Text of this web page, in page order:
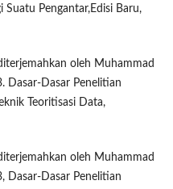
Pengantar,Edisi Baru,
oleh Muhammad
Dasar-Dasar Penelitian
Teoritisasi Data,
oleh Muhammad
Dasar-Dasar Penelitian